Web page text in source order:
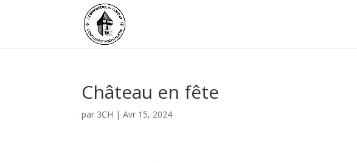
Château en fête
par 3CH |Avr 15, 2024